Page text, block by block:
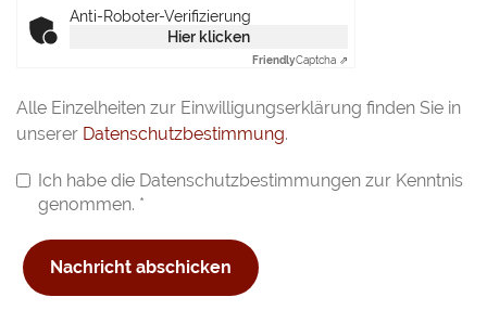
Anti-Roboter-Verifizierung
Hier klicken
FriendlyCaptcha ⇗
Alle Einzelheiten zur Einwilligungserklärung finden Sie in
unserer Datenschutzbestimmung.
Ich habe die Datenschutzbestimmungen zur Kenntnis
genommen. *
Nachricht abschicken